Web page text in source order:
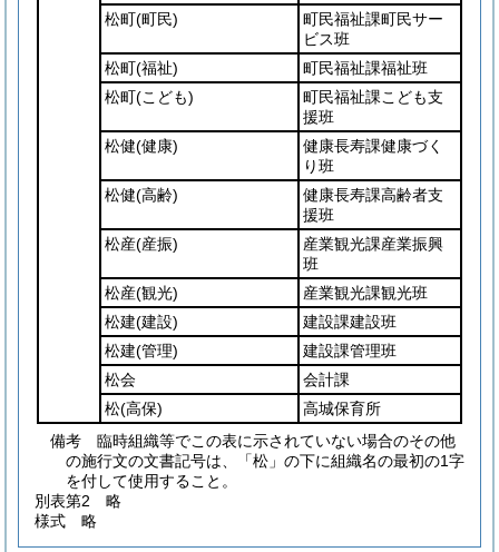
松町(町民)
町民福祉課町民サー
ビス班
松町(福祉)
町民福祉課福祉班
松町(こども)
町民福祉課こども支
援班
松健(健康)
健康長寿課健康づく
り班
松健(高齢)
健康長寿課高齢者支
援班
松産(産振)
産業観光課産業振興
班
松産(観光)
産業観光課観光班
松建(建設)
建設課建設班
松建(管理)
建設課管理班
松会
会計課
松(高保)
高城保育所
備考 臨時組織等でこの表に示されていない場合のその他
の施行文の文書記号は、「松」の下に組織名の最初の1字
を付して使用すること。
別表第2 略
様式 略